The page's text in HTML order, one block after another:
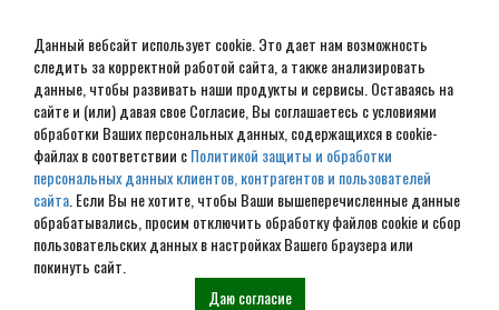
Данный вебсайт использует cookie. Это дает нам возможность
следить за корректной работой сайта, а также анализировать
данные, чтобы развивать наши продукты и сервисы. Оставаясь на
сайте и (или) давая свое Согласие, Вы соглашаетесь с условиями
обработки Ваших персональных данных, содержащихся в cookie-
файлах в соответствии сПолитикой защиты и обработки
персональных данных клиентов, контрагентов и пользователей
сайта . Если Вы не хотите, чтобы Ваши вышеперечисленные данные
обрабатывались, просим отключить обработку файлов cookie и сбор
пользовательских данных в настройках Вашего браузера или
покинуть сайт.
Даю согласие
Дом из бруса под ключ в
Рамешках
Наши проекты